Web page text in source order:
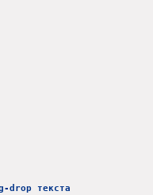
drop текста